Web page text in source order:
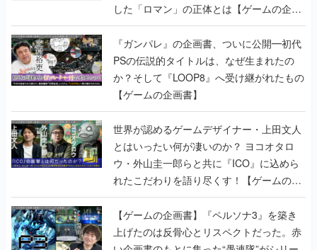
した「ロマン」の正体とは【ゲームの企画
書】
『ガンパレ』の企画書、ついに公開━初代
PSの伝説的タイトルは、なぜ生まれたの
か？そして『LOOP8』へ受け継がれたもの
【ゲームの企画書】
世界が認めるゲームデザイナー・上田文人
とはいったい何が凄いのか？ ヨコオタロ
ウ・外山圭一郎らと共に『ICO』に込めら
れたこだわりを語り尽くす！【ゲームの企
画書】
【ゲームの企画書】『ペルソナ3』を築き
上げたのは反骨心とリスペクトだった。赤